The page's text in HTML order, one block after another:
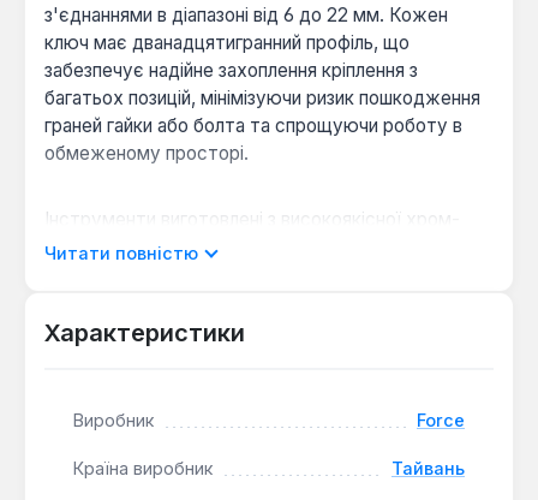
з'єднаннями в діапазоні від 6 до 22 мм. Кожен
ключ має дванадцятигранний профіль, що
забезпечує надійне захоплення кріплення з
багатьох позицій, мінімізуючи ризик пошкодження
граней гайки або болта та спрощуючи роботу в
обмеженому просторі.
Інструменти виготовлені з високоякісної хром-
ванадієвої сталі, що гарантує їхню міцність,
ключів з кутом нахилу 0° дозволяє застосовувати
додатковий важіль для прикладання необхідного
Читати повністю
Характеристики
Виробник Force
Країна виробник Тайвань